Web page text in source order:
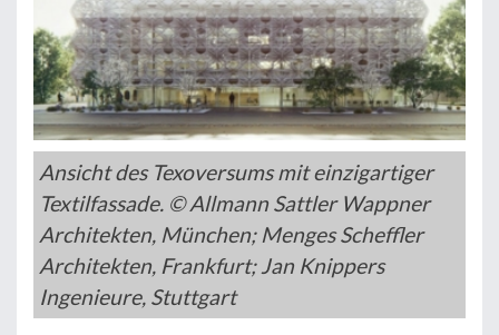
Ansicht des Texoversums mit einzigartiger
Textilfassade. © Allmann Sattler Wappner
Architekten, München; Menges Scheffler
Architekten, Frankfurt; Jan Knippers
Ingenieure, Stuttgart